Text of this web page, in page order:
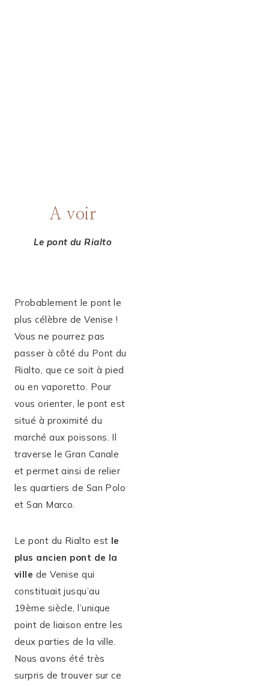
A voir
Le pont du Rialto
Probablement le pont le
plus célèbre de Venise !
Vous ne pourrez pas
passer à côté du Pont du
Rialto, que ce soit à pied
ou en vaporetto. Pour
vous orienter, le pont est
situé à proximité du
marché aux poissons. Il
traverse le Gran Canale
et permet ainsi de relier
les quartiers de San Polo
et San Marco.
Le pont du Rialto est le
plus ancien pont de la
ville de Venise qui
constituait jusqu’au
19ème siècle, l’unique
point de liaison entre les
deux parties de la ville.
Nous avons été très
surpris de trouver sur ce